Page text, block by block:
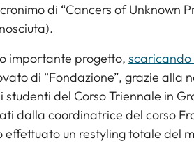
di “Cancers of Unknown
importante progetto, scaricando
di “Fondazione”, grazie alla
del Corso Triennale in
dalla coordinatrice del corso
effettuato un restyling totale del